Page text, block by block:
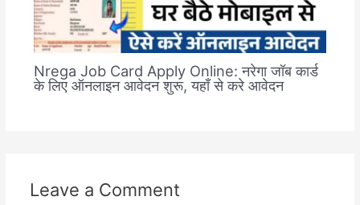
Nrega Job Card Apply Online: नरेगा जॉब कार्ड
के लिए ऑनलाइन आवेदन शुरू, यहाँ से करे आवेदन
Leave a Comment